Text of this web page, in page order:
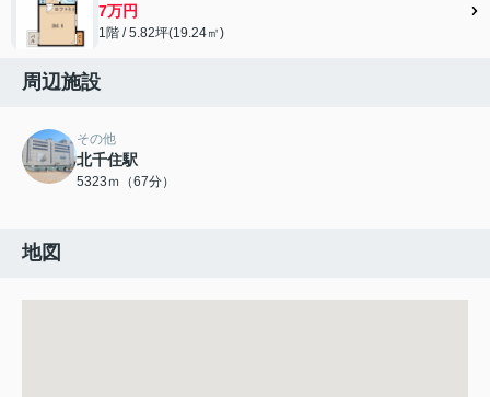
7万円
1階 / 5.82坪(19.24㎡)
周辺施設
その他
北千住駅
5323ｍ（67分）
地図